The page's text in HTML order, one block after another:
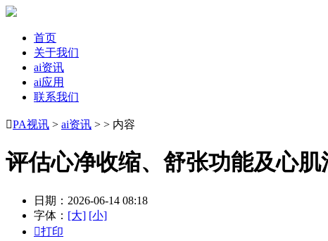
首页
关于我们
ai资讯
ai应用
联系我们
PA视讯 > ai资讯 > > 内容
评估心净收缩、舒张功能及心肌
日期：2026-06-14 08:18
字体： [大] [小]
打印